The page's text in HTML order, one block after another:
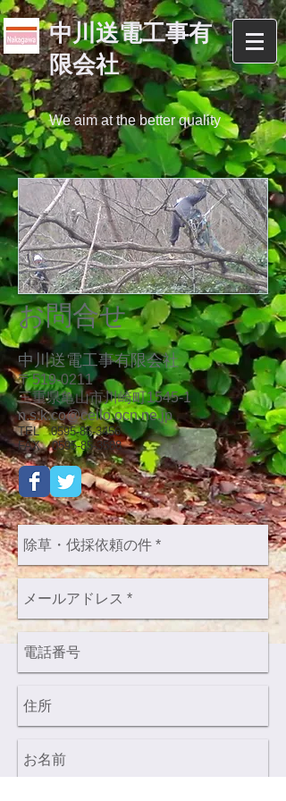
中川送電工事有
限会社
We aim at the better quality
​お問合せ
中川送電工事有限会社
〒519-0211
三重県亀山市川崎町1545-1
n.s.k.co@cello.ocn.ne.jp
TEL0595-85-3456
FAX 0595-85-3588